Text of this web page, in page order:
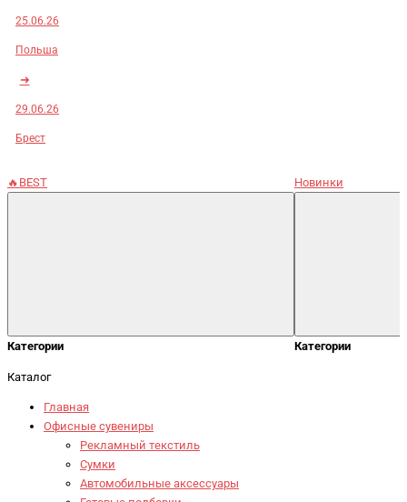
25.06.26
Польша
➜
29.06.26
Брест
🔥BEST
Категории
Новинки
Категории
Каталог
Главная
Офисные сувениры
Рекламный текстиль
Сумки
Автомобильные аксессуары